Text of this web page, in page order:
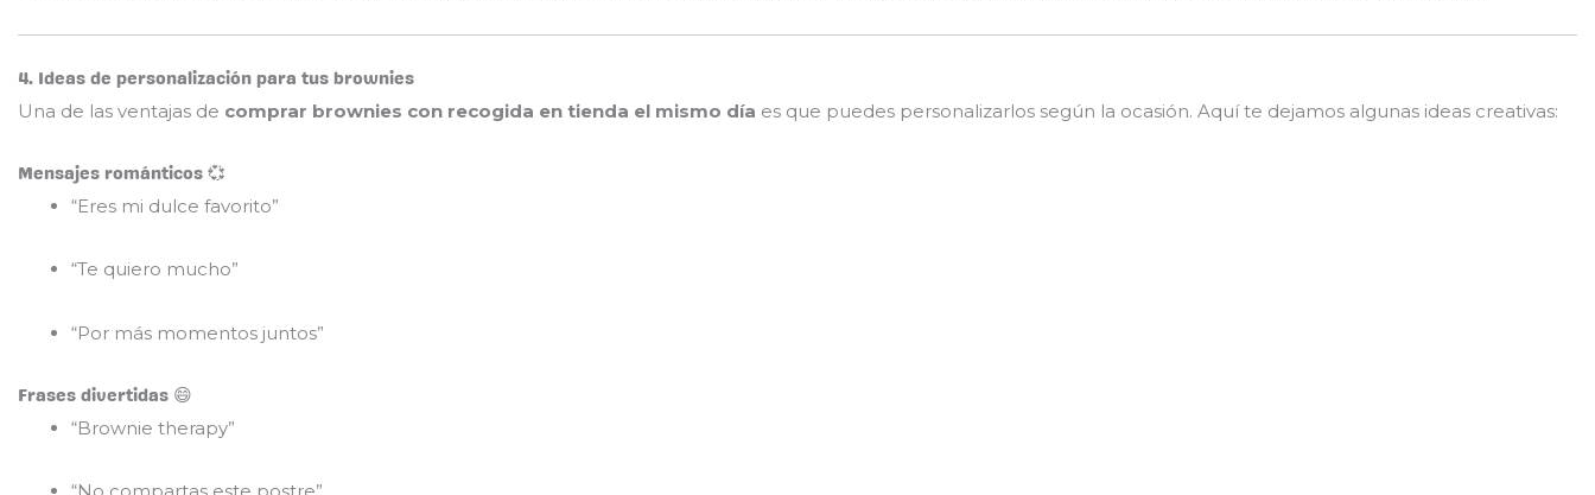
4. Ideas de personalización para tus brownies
Una de las ventajas de comprar brownies con recogida en tienda el mismo día es que puedes personalizarlos según la ocasión. Aquí te dejamos algunas ideas creativas:
Mensajes románticos 💞
“Eres mi dulce favorito”
“Te quiero mucho”
“Por más momentos juntos”
Frases divertidas 😄
“Brownie therapy”